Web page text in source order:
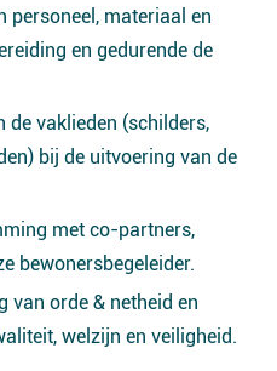
personeel, materiaal en
en gedurende de
de vaklieden (schilders,
bij de uitvoering van de
met co-partners,
bewonersbegeleider.
van orde & netheid en
welzijn en veiligheid.